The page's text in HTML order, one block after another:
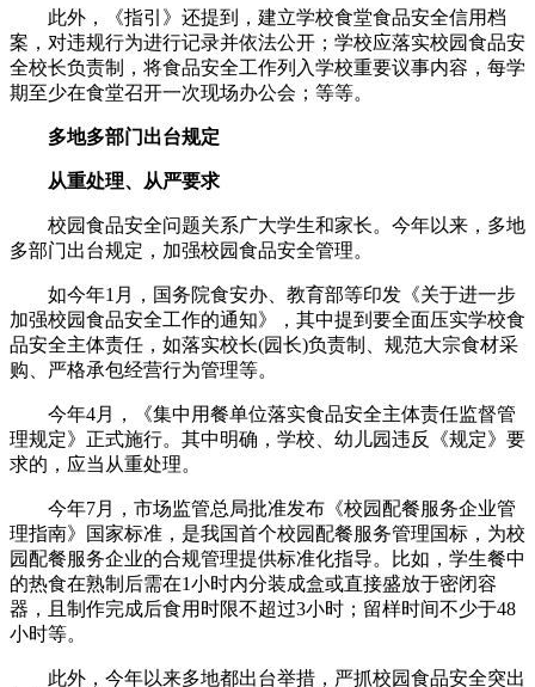
此外，《指引》还提到，建立学校食堂食品安全信用档
案，对违规行为进行记录并依法公开；学校应落实校园食品安
全校长负责制，将食品安全工作列入学校重要议事内容，每学
期至少在食堂召开一次现场办公会；等等。
多地多部门出台规定
从重处理、从严要求
校园食品安全问题关系广大学生和家长。今年以来，多地
多部门出台规定，加强校园食品安全管理。
如今年1月，国务院食安办、教育部等印发《关于进一步
加强校园食品安全工作的通知》，其中提到要全面压实学校食
品安全主体责任，如落实校长(园长)负责制、规范大宗食材采
购、严格承包经营行为管理等。
今年4月，《集中用餐单位落实食品安全主体责任监督管
理规定》正式施行。其中明确，学校、幼儿园违反《规定》要
求的，应当从重处理。
今年7月，市场监管总局批准发布《校园配餐服务企业管
理指南》国家标准，是我国首个校园配餐服务管理国标，为校
园配餐服务企业的合规管理提供标准化指导。比如，学生餐中
的热食在熟制后需在1小时内分装成盒或直接盛放于密闭容
器，且制作完成后食用时限不超过3小时；留样时间不少于48
小时等。
此外，今年以来多地都出台举措，严抓校园食品安全突出